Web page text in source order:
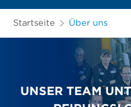
Startseite Über uns
UNSER TEAM